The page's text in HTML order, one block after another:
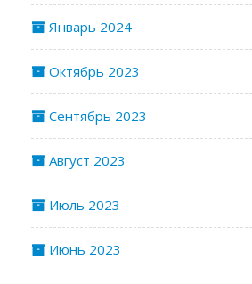
Январь 2024
Октябрь 2023
Сентябрь 2023
Август 2023
Июль 2023
Июнь 2023